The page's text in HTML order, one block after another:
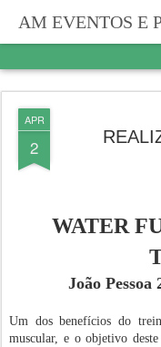
AM EVENTOS E
APR
2
WATER
João
Um dos benefícios do
muscular, e o objetivo